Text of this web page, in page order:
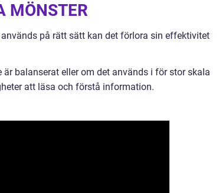
MÖNSTER
på rätt sätt kan det förlora sin effektivitet
balanserat eller om det används i för stor skala
att läsa och förstå information.